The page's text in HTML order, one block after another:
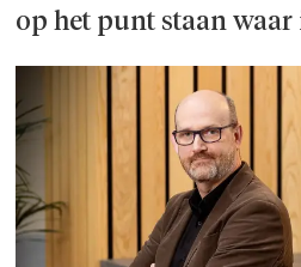
op het punt staan